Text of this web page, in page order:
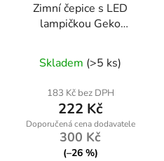
Zimní čepice s LED
lampičkou Geko
reflexními prvky pro
maximální viditelnost
Skladem (>5 ks)
183 Kč bez DPH
222 Kč
300 Kč
(–26 %)